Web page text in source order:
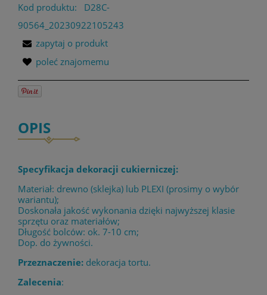
Kod produktu:
D28C-
90564_20230922105243
zapytaj o produkt
poleć znajomemu
OPIS
Specyfikacja dekoracji cukierniczej:
Materiał: drewno (sklejka) lub PLEXI (prosimy o wybór
wariantu);
Doskonała jakość wykonania dzięki najwyższej klasie
sprzętu oraz materiałów;
Długość bolców: ok. 7-10 cm;
Dop. do żywności.
Przeznaczenie: dekoracja tortu.
Zalecenia: